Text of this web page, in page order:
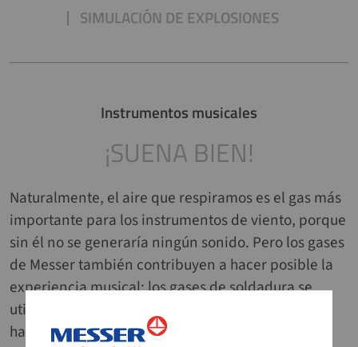
SIMULACIÓN DE EXPLOSIONES
Instrumentos musicales
¡SUENA BIEN!
Naturalmente, el aire que respiramos es el gas más
importante para los instrumentos de viento, porque
sin él no se generaría ningún sonido. Pero los gases
de Messer también contribuyen a hacer posible la
experiencia musical: los gases de soldadura se
utilizan para unir las distintas piezas metálicas,
hasta 650 en el caso de un saxofón. El gas noble